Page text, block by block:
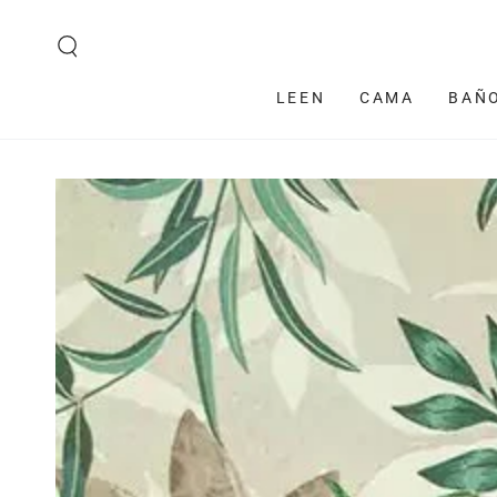
LEEN CAMA BAÑO
IR A LA
INFORMACIÓN DEL
PRODUCTO